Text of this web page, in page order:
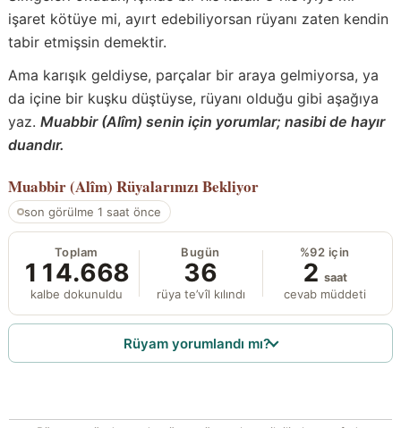
işaret kötüye mi, ayırt edebiliyorsan rüyanı zaten kendin
tabir etmişsin demektir.
Ama karışık geldiyse, parçalar bir araya gelmiyorsa, ya
da içine bir kuşku düştüyse, rüyanı olduğu gibi aşağıya
yaz. Muabbir (Alîm) senin için yorumlar; nasibi de hayır
duandır.
Muabbir (Alîm) Rüyalarınızı Bekliyor
son görülme 1 saat önce
Toplam
114.668
kalbe dokunuldu
Bugün
36
rüya te’vîl kılındı
%92 için
2 saat
cevab müddeti
Rüyam yorumlandı mı?